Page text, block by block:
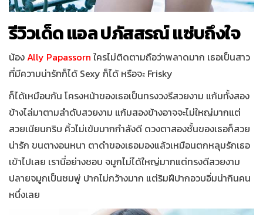
รีวิวเด็ด แอล ปภัสสรณ์ แซ่บถึงใจ
น้องAlly Papassorn ใครไม่ติดตามถือว่าพลาดมาก เธอเป็นสาว
ที่มีความน่ารักก็ได้ Sexy ก็ได้ หรือจะ Frisky
ก็ได้เหมือนกัน โครงหน้าของเธอเป็นทรงวงรีสวยงาม แก้มทั้งสอง
ข้างไล่มาตามลำดับสวยงาม แก้มสองข้างอาจจะไม่ใหญ่มากแต่
สวยเนียนกริบ คิ้วไม่เข้มมากกำลังดี ดวงตาสองชั้นของเธอก็สวย
น่ารัก ขนตางอนหนา ตาดำของเธอมองแล้วเหมือนตกหลุมรักเธอ
เข้าไปเลย เรานี่อย่างชอบ จมูกไม่ได้ใหญ่มากแต่ทรงดีสวยงาม
ปลายจมูกเป็นชมพู่ ปากไม่กว้างมาก แต่ริมฝีปากอวบอิ่มน่ากินคน
หนึ่งเลย